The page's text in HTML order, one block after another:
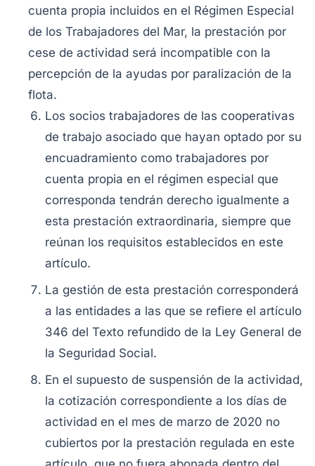
cuenta propia incluidos en el Régimen Especial
de los Trabajadores del Mar, la prestación por
cese de actividad será incompatible con la
percepción de la ayudas por paralización de la
flota.
Los socios trabajadores de las cooperativas
de trabajo asociado que hayan optado por su
encuadramiento como trabajadores por
cuenta propia en el régimen especial que
corresponda tendrán derecho igualmente a
esta prestación extraordinaria, siempre que
reúnan los requisitos establecidos en este
artículo.
La gestión de esta prestación corresponderá
a las entidades a las que se refiere el artículo
346 del Texto refundido de la Ley General de
la Seguridad Social.
En el supuesto de suspensión de la actividad,
la cotización correspondiente a los días de
actividad en el mes de marzo de 2020 no
cubiertos por la prestación regulada en este